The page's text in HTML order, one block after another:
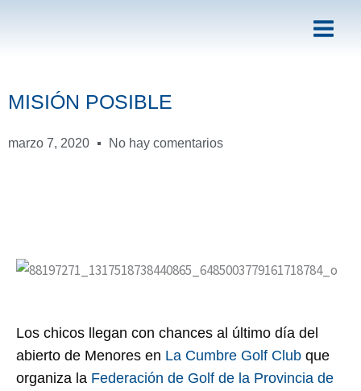
MISIÓN POSIBLE
marzo 7, 2020 No hay comentarios
Los chicos llegan con chances al último día del
abierto de Menores en La Cumbre Golf Club que
organiza la Federación de Golf de la Provincia de